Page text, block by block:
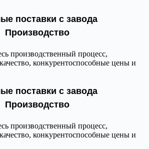
поставки с завода
Производство
производственный процесс,
конкурентоспособные цены и
поставки с завода
Производство
производственный процесс,
конкурентоспособные цены и